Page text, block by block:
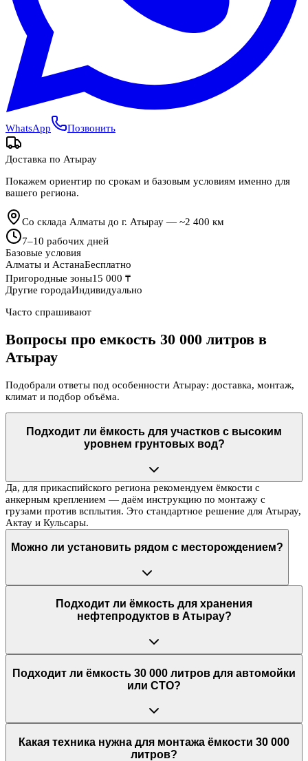
WhatsApp Позвонить
Доставка по Атырау
Покажем ориентир по срокам и базовым условиям именно для
вашего региона.
Со склада Алматы до г. Атырау — ~2 400 км
7–10 рабочих дней
Базовые условия
Алматы и АстанаБесплатно
Пригородные зоны15 000 ₸
Другие городаИндивидуально
Часто спрашивают
Вопросы про емкость 30 000 литров в
Атырау
Подобрали ответы под особенности Атырау: доставка, монтаж,
климат и подбор объёма.
Подходит ли ёмкость для участков с высоким
уровнем грунтовых вод?
Да, для прикаспийского региона рекомендуем ёмкости с
анкерным креплением — даём инструкцию по монтажу с
грузами против всплытия. Это стандартное решение для Атырау,
Актау и Кульсары.
Можно ли установить рядом с месторождением?
Подходит ли ёмкость для хранения
нефтепродуктов в Атырау?
Подходит ли ёмкость 30 000 литров для автомойки
или СТО?
Какая техника нужна для монтажа ёмкости 30 000
литров?